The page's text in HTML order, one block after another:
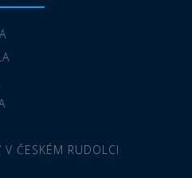
V ČESKÉM RUDOLCI